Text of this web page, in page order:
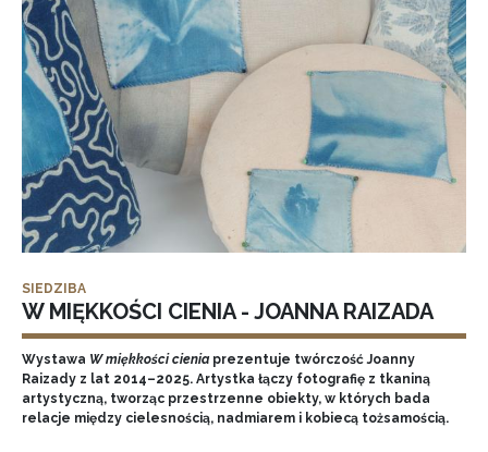
SIEDZIBA
W MIĘKKOŚCI CIENIA - JOANNA RAIZADA
Wystawa W miękkości cieniaprezentuje twórczość Joanny
Raizady z lat 2014–2025. Artystka łączy fotografię z tkaniną
artystyczną, tworząc przestrzenne obiekty, w których bada
relacje między cielesnością, nadmiarem i kobiecą tożsamością.